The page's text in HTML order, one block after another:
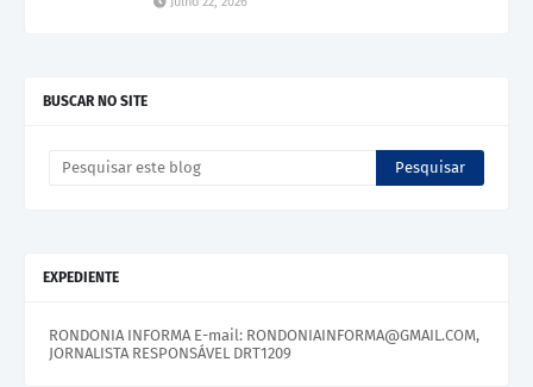
BUSCAR NO SITE
EXPEDIENTE
RONDONIA INFORMA E-mail: RONDONIAINFORMA@GMAIL.COM,
JORNALISTA RESPONSÁVEL DRT1209